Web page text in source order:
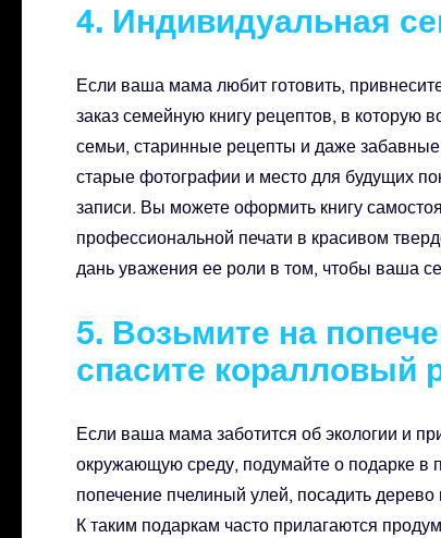
4. Индивидуальная
Если ваша мама любит готовить,
заказ семейную книгу рецептов, в
семьи, старинные рецепты и даже
старые фотографии и место для будущих
записи. Вы можете оформить книгу
профессиональной печати в красивом
дань уважения ее роли в том, чтобы ваша
5. Возьмите на
спасите коралловый
Если ваша мама заботится об экологии и
окружающую среду, подумайте о подарке в
попечение пчелиный улей, посадить
К таким подаркам часто прилагаются